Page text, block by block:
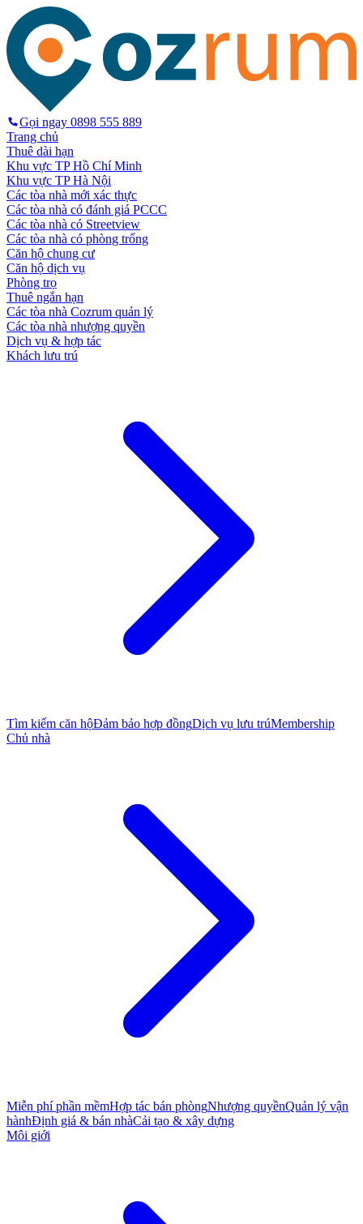
Gọi ngay 0898 555 889
Trang chủ
Thuê dài hạn
Khu vực TP Hồ Chí Minh
Khu vực TP Hà Nội
Các tòa nhà mới xác thực
Các tòa nhà có đánh giá PCCC
Các tòa nhà có Streetview
Các tòa nhà có phòng trống
Căn hộ chung cư
Căn hộ dịch vụ
Phòng trọ
Thuê ngắn hạn
Các tòa nhà Cozrum quản lý
Các tòa nhà nhượng quyền
Dịch vụ & hợp tác
Khách lưu trú
Tìm kiếm căn hộĐảm bảo hợp đồngDịch vụ lưu trúMembership
Chủ nhà
Miễn phí phần mềmHợp tác bán phòngNhượng quyềnQuản lý vận
hànhĐịnh giá & bán nhàCải tạo & xây dựng
Môi giới